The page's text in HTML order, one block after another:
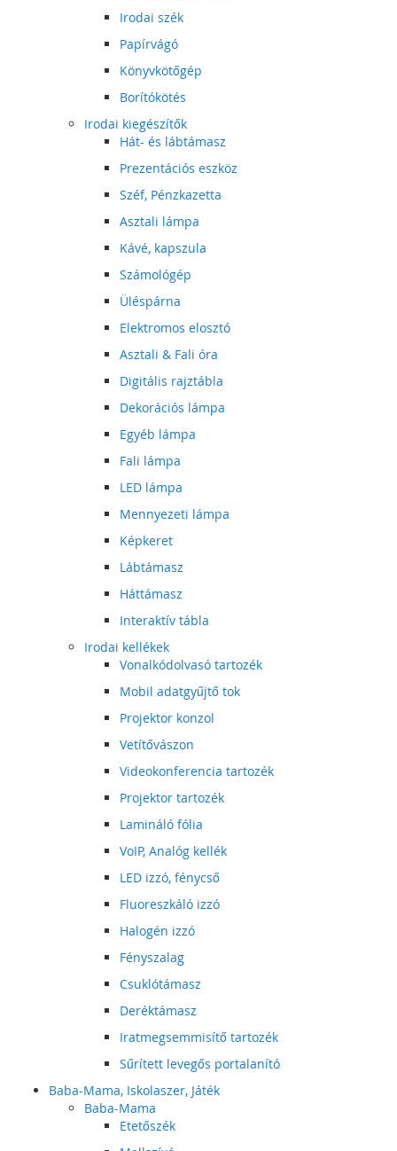
Irodai szék
Papírvágó
Könyvkötőgép
Borítókötés
Irodai kiegészítők
Hát- és lábtámasz
Prezentációs eszköz
Széf, Pénzkazetta
Asztali lámpa
Kávé, kapszula
Számológép
Üléspárna
Elektromos elosztó
Asztali & Fali óra
Digitális rajztábla
Dekorációs lámpa
Egyéb lámpa
Fali lámpa
LED lámpa
Mennyezeti lámpa
Képkeret
Lábtámasz
Háttámasz
Interaktív tábla
Irodai kellékek
Vonalkódolvasó tartozék
Mobil adatgyűjtő tok
Projektor konzol
Vetítővászon
Videokonferencia tartozék
Projektor tartozék
Lamináló fólia
VoIP, Analóg kellék
LED izzó, fénycső
Fluoreszkáló izzó
Halogén izzó
Fényszalag
Csuklótámasz
Deréktámasz
Iratmegsemmisítő tartozék
Sűrített levegős portalanító
Baba-Mama, Iskolaszer, Játék
Baba-Mama
Etetőszék